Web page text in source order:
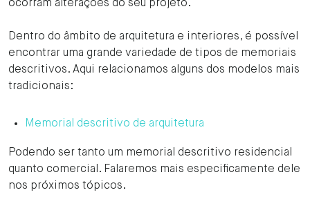
ocorram alterações do seu projeto.
Dentro do âmbito de arquitetura e interiores, é possível
encontrar uma grande variedade de tipos de memoriais
descritivos. Aqui relacionamos alguns dos modelos mais
tradicionais:
Memorial descritivo de arquitetura
Podendo ser tanto um memorial descritivo residencial
quanto comercial. Falaremos mais especificamente dele
nos próximos tópicos.